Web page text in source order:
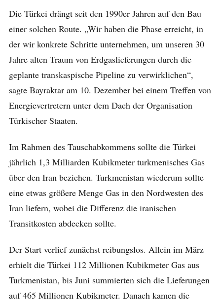
Die Türkei drängt seit den 1990er Jahren auf den Bau
einer solchen Route. „Wir haben die Phase erreicht, in
der wir konkrete Schritte unternehmen, um unseren 30
Jahre alten Traum von Erdgaslieferungen durch die
geplante transkaspische Pipeline zu verwirklichen“,
sagte Bayraktar am 10. Dezember bei einem Treffen von
Energievertretern unter dem Dach der Organisation
Türkischer Staaten.
Im Rahmen des Tauschabkommens sollte die Türkei
jährlich 1,3 Milliarden Kubikmeter turkmenisches Gas
über den Iran beziehen. Turkmenistan wiederum sollte
eine etwas größere Menge Gas in den Nordwesten des
Iran liefern, wobei die Differenz die iranischen
Transitkosten abdecken sollte.
Der Start verlief zunächst reibungslos. Allein im März
erhielt die Türkei 112 Millionen Kubikmeter Gas aus
Turkmenistan, bis Juni summierten sich die Lieferungen
auf 465 Millionen Kubikmeter. Danach kamen die